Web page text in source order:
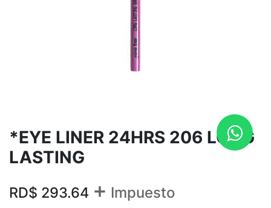
*EYE LINER 24HRS 206 LONG
LASTING
RD$ 293.64 + Impuesto